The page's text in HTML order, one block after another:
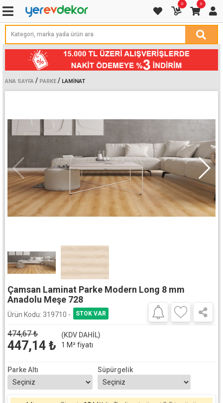
0 0
ANA SAYFA / PARKE / LAMINAT
Çamsan Laminat Parke Modern Long 8 mm
Anadolu Meşe 728
Ürün Kodu: 319710 -
474,67₺
447,14 ₺
(KDV DAHİL)
1 M² fiyatı
Parke Altı Süpürgelik